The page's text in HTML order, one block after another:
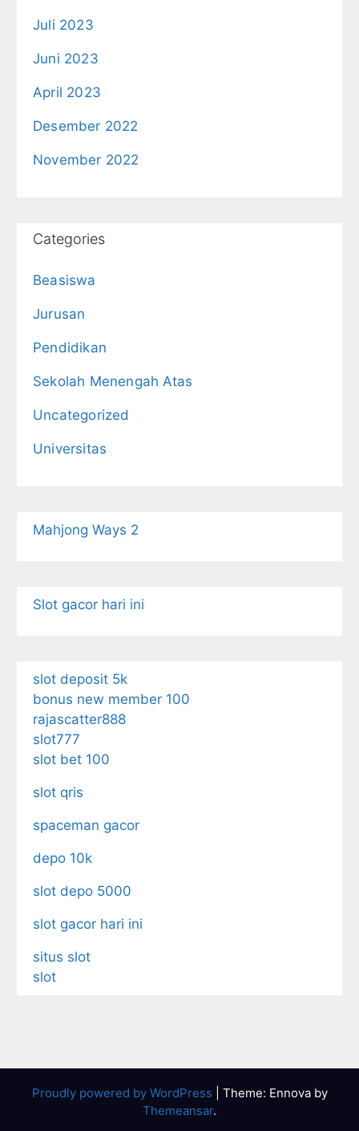
Juli 2023
Juni 2023
April 2023
Desember 2022
November 2022
Categories
Beasiswa
Jurusan
Pendidikan
Sekolah Menengah Atas
Uncategorized
Universitas
Mahjong Ways 2
Slot gacor hari ini
slot deposit 5k
bonus new member 100
rajascatter888
slot777
slot bet 100
slot qris
spaceman gacor
depo 10k
slot depo 5000
slot gacor hari ini
situs slot
slot
Proudly powered by WordPress
Theme: Ennova by
Themeansar.